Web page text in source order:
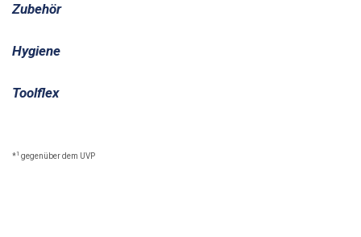
Zubehör
Hygiene
Toolflex
*1 gegenüber dem UVP